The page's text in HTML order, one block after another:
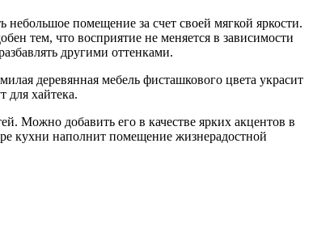
помещение за счет своей мягкой яркости.
тем, что восприятие не меняется в зависимости
другими оттенками.
деревянная мебель фисташкового цвета украсит
для хай­тека.
Можно добавить его в качестве ярких акцентов в
кухни наполнит помещение жизнерадостной